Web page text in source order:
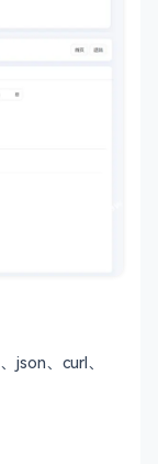
、curl、